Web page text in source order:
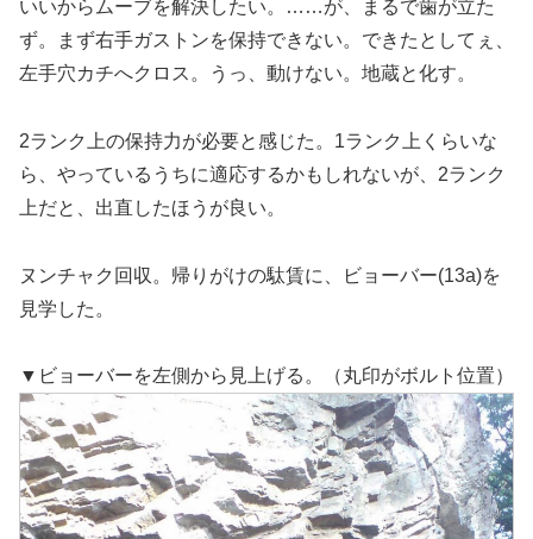
いいからムーブを解決したい。……が、まるで歯が立た
ず。まず右手ガストンを保持できない。できたとしてぇ、
左手穴カチへクロス。うっ、動けない。地蔵と化す。
2ランク上の保持力が必要と感じた。1ランク上くらいな
ら、やっているうちに適応するかもしれないが、2ランク
上だと、出直したほうが良い。
ヌンチャク回収。帰りがけの駄賃に、ビョーバー(13a)を
見学した。
▼ビョーバーを左側から見上げる。（丸印がボルト位置）